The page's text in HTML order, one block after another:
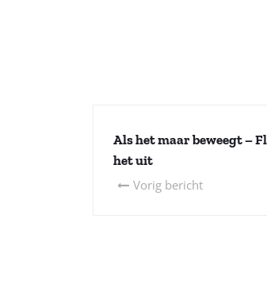
Als het maar beweegt –
het uit
Vorig bericht